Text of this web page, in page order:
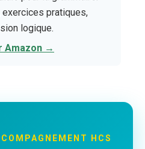
pratiques,
logique.
Amazon →
HCS